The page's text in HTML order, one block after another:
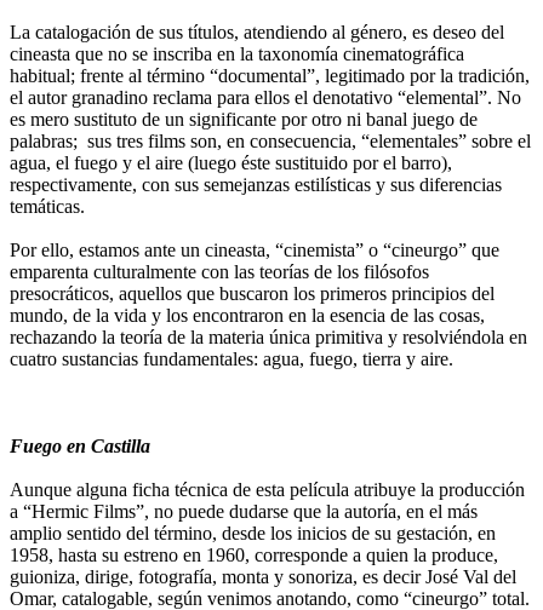
La catalogación de sus títulos, atendiendo al género, es deseo del
cineasta que no se inscriba en la taxonomía cinematográfica
habitual; frente al término “documental”, legitimado por la tradición,
el autor granadino reclama para ellos el denotativo “elemental”. No
es mero sustituto de un significante por otro ni banal juego de
palabras; sus tres films son, en consecuencia, “elementales” sobre el
agua, el fuego y el aire (luego éste sustituido por el barro),
respectivamente, con sus semejanzas estilísticas y sus diferencias
temáticas.
Por ello, estamos ante un cineasta, “cinemista” o “cineurgo” que
emparenta culturalmente con las teorías de los filósofos
presocráticos, aquellos que buscaron los primeros principios del
mundo, de la vida y los encontraron en la esencia de las cosas,
rechazando la teoría de la materia única primitiva y resolviéndola en
cuatro sustancias fundamentales: agua, fuego, tierra y aire.
Fuego en Castilla
Aunque alguna ficha técnica de esta película atribuye la producción
a “Hermic Films”, no puede dudarse que la autoría, en el más
amplio sentido del término, desde los inicios de su gestación, en
1958, hasta su estreno en 1960, corresponde a quien la produce,
guioniza, dirige, fotografía, monta y sonoriza, es decir José Val del
Omar, catalogable, según venimos anotando, como “cineurgo” total.